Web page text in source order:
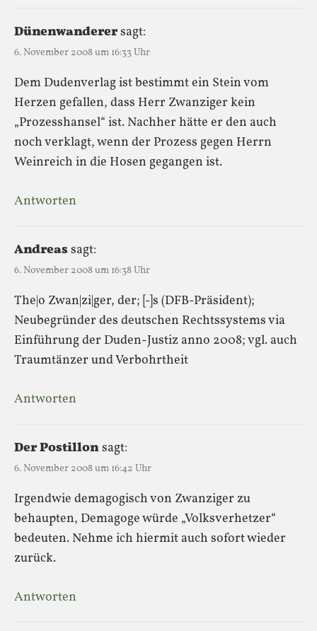
Dünenwanderersagt:
6. November 2008 um 16:33 Uhr
Dem Dudenverlag ist bestimmt ein Stein vom
Herzen gefallen, dass Herr Zwanziger kein
„Prozesshansel“ ist. Nachher hätte er den auch
noch verklagt, wenn der Prozess gegen Herrn
Weinreich in die Hosen gegangen ist.
Antworten
Andreassagt:
6. November 2008 um 16:38 Uhr
The|o Zwan|zi|ger, der; [-]s (DFB-Präsident);
Neubegründer des deutschen Rechtssystems via
Einführung der Duden-Justiz anno 2008; vgl. auch
Traumtänzer und Verbohrtheit
Antworten
Der Postillonsagt:
6. November 2008 um 16:42 Uhr
Irgendwie demagogisch von Zwanziger zu
behaupten, Demagoge würde „Volksverhetzer“
bedeuten. Nehme ich hiermit auch sofort wieder
zurück.
Antworten